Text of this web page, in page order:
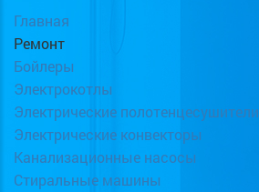
Главная
Ремонт
Бойлеры
Электрокотлы
Электрические полотенцесушители
Электрические конвекторы
Канализационные насосы
Стиральные машины